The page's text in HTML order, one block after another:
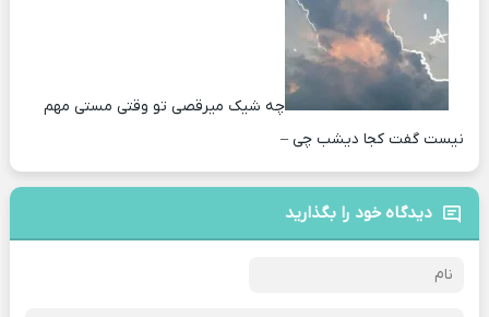
چه شیک میرقصی تو وقتی مستی مهم
نیست گفت کجا دیشب چی –
دیدگاه خود را بگذارید